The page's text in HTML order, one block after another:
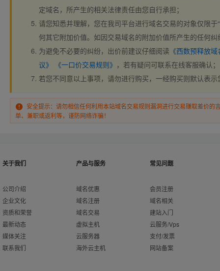
定域名，所产生的相关法律责任由您自行承担；
请您知悉并理解，您在我司平台进行域名交易的对象仅限于
何其它附加价值。如因交易域名的附加价值所产生的任何
为避免不必要的纠纷，出价前建议仔细阅读 《西数预释放
议》
《一口价交易规则》 ，若有疑问可联系在线客服确认；
若您不同意以上事项，请勿进行购买，一经购买则默认表
安全提示：请勿相信任何利用本站域名交易规则漏洞进行交易赚取差价的
单、兼职或返利等，谨防网络诈骗！
关于我们
公司介绍
企业文化
资质和荣誉
最新动态
媒体关注
联系我们
产品与服务
域名优惠
域名注册
域名交易
虚拟主机
云服务器
海外云主机
常见问题
会员注册
域名相关
建站入门
云服务/Vps
支付/发票
网站备案